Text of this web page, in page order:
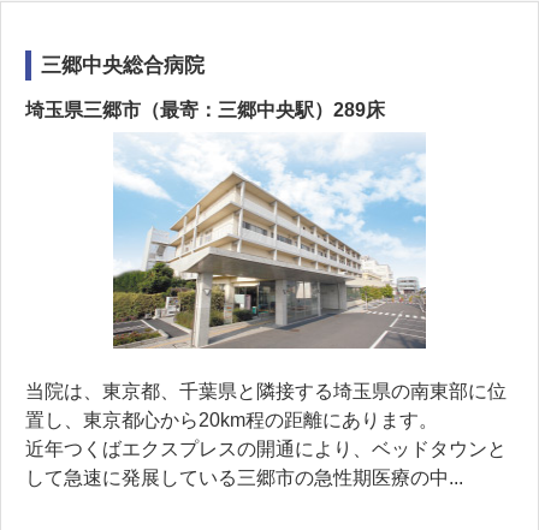
三郷中央総合病院
埼玉県三郷市（最寄：三郷中央駅）289床
当院は、東京都、千葉県と隣接する埼玉県の南東部に位
置し、東京都心から20km程の距離にあります。
近年つくばエクスプレスの開通により、ベッドタウンと
して急速に発展している三郷市の急性期医療の中...